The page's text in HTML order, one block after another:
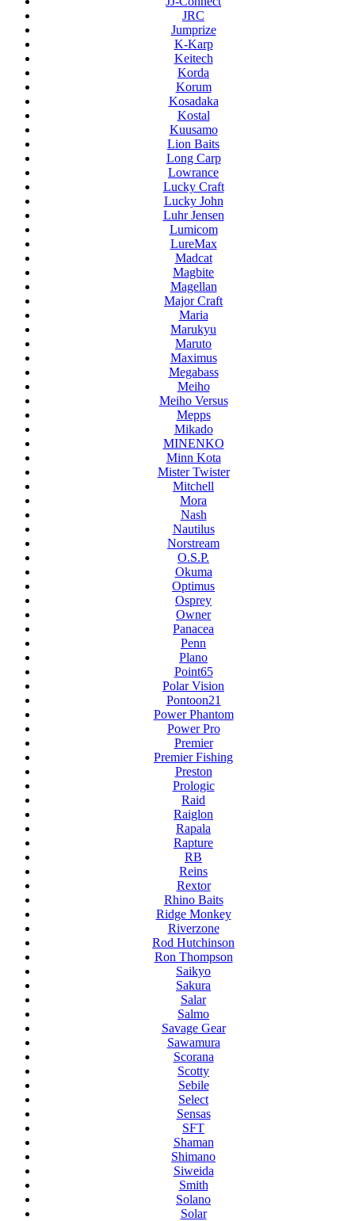
JRC
Jumprize
K-Karp
Keitech
Korda
Korum
Kosadaka
Kostal
Kuusamo
Lion Baits
Long Carp
Lowrance
Lucky Craft
Lucky John
Luhr Jensen
Lumicom
LureMax
Madcat
Magbite
Magellan
Major Craft
Maria
Marukyu
Maruto
Maximus
Megabass
Meiho
Meiho Versus
Mepps
Mikado
MINENKO
Minn Kota
Mister Twister
Mitchell
Mora
Nash
Nautilus
Norstream
O.S.P.
Okuma
Optimus
Osprey
Owner
Panacea
Penn
Plano
Point65
Polar Vision
Pontoon21
Power Phantom
Power Pro
Premier
Premier Fishing
Preston
Prologic
Raid
Raiglon
Rapala
Rapture
RB
Reins
Rextor
Rhino Baits
Ridge Monkey
Riverzone
Rod Hutchinson
Ron Thompson
Saikyo
Sakura
Salar
Salmo
Savage Gear
Sawamura
Scorana
Scotty
Sebile
Select
Sensas
SFT
Shaman
Shimano
Siweida
Smith
Solano
Solar